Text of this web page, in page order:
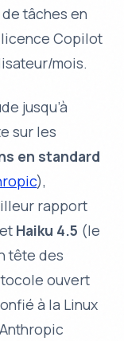
tâches en
Copilot
mois.
jusqu’à
sur les
en standard
),
rapport
Haiku 4.5 (le
tête des
ouvert
à la Linux